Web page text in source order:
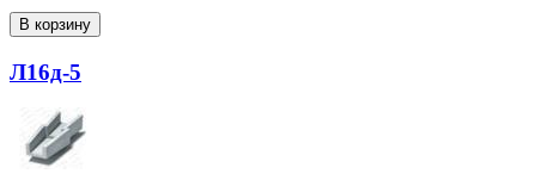
В корзину
Л16д-5